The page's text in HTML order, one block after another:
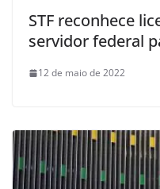
STF reconhece
servidor federal
12 de maio de 2022